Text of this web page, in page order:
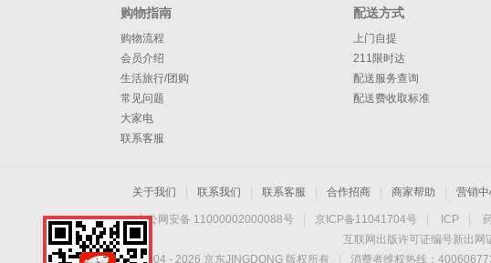
购物指南
购物流程
会员介绍
生活旅行/团购
常见问题
大家电
联系客服
配送方式
上门自提
211限时达
配送服务查询
配送费收取标准
关于我们 联系我们 联系客服 合作招商 商家帮助 营销
京公网安备 11000002000088号 京ICP备11041704号 ICP
互联网出版许可证编号新出网
Copyright © 2004 - 2026 京东JINGDONG 版权所有 消费者维权热线：